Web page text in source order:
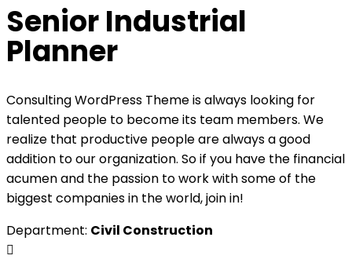
Senior Industrial
Planner
Consulting WordPress Theme is always looking for
talented people to become its team members. We
realize that productive people are always a good
addition to our organization. So if you have the financial
acumen and the passion to work with some of the
biggest companies in the world, join in!
Department: Civil Construction